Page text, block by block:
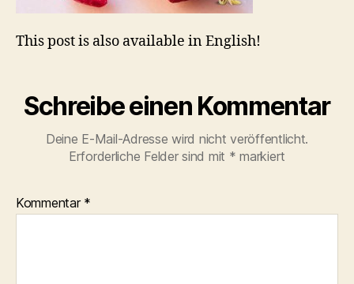
This post is also available in English!
Schreibe einen Kommentar
Deine E-Mail-Adresse wird nicht veröffentlicht.
Erforderliche Felder sind mit * markiert
Kommentar *